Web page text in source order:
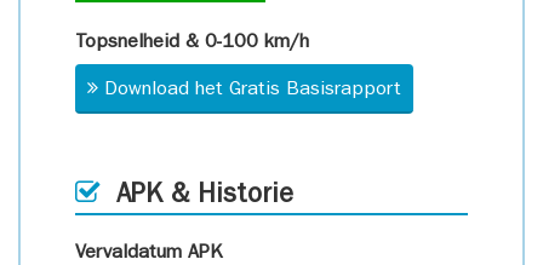
Topsnelheid & 0-100 km/h
Download het Gratis Basisrapport
APK & Historie
Vervaldatum APK